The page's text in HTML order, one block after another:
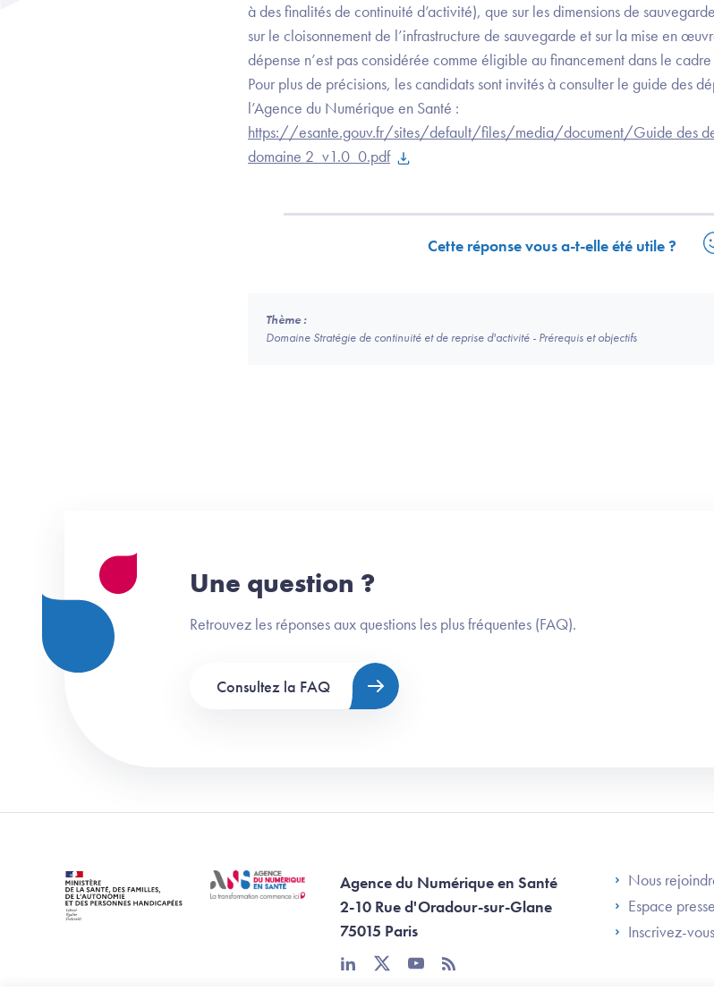
à des finalités de continuité d’activité), que sur les dimensions de
sur le cloisonnement de l’infrastructure de sauvegarde et sur la mise en
dépense n’est pas considérée comme éligible au financement dans le
Pour plus de précisions, les candidats sont invités à consulter le guide des
l’Agence du Numérique en Santé :
https://esante.gouv.fr/sites/default/files/media/document/Guide des
domaine 2_v1.0_0.pdf
Cette réponse vous a-t-elle été utile ?
Thème :
Domaine Stratégie de continuité et de reprise d'activité - Prérequis et objectifs
Une question ?
Retrouvez les réponses aux questions les plus fréquentes (FAQ).
Consultez la FAQ
Agence du Numérique en Santé
2-10 Rue d'Oradour-sur-Glane
75015 Paris
linkedintwitteryoutube
rss
Footer
Nous
Espace presse
Inscrivez-